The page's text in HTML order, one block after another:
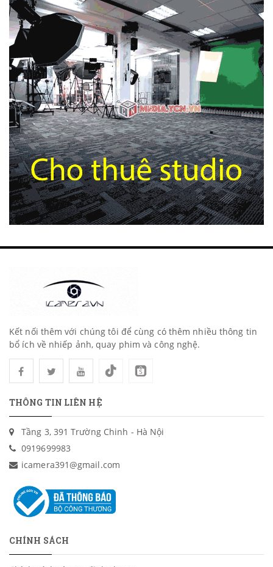
Kết nối thêm với chúng tôi để cùng có thêm nhiều thông tin
bổ ích về nhiếp ảnh, quay phim và công nghệ.
THÔNG TIN LIÊN HỆ
Tầng 3, 391 Trường Chinh - Hà Nội
0919699983
icamera391@gmail.com
CHÍNH SÁCH